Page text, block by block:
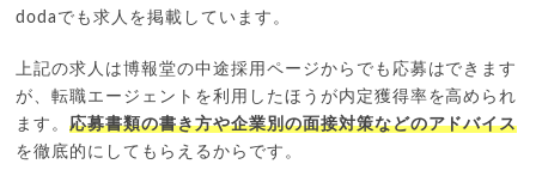
dodaでも求人を掲載しています。
上記の求人は博報堂の中途採用ページからでも応募はできます
が、転職エージェントを利用したほうが内定獲得率を高められ
ます。応募書類の書き方や企業別の面接対策などのアドバイス
を徹底的にしてもらえるからです。